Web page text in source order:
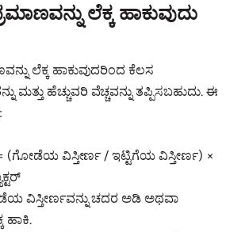
ಲೆಕ್ಕ ಹಾಕುವುದು
ಲೆಕ್ಕ ಹಾಕುವುದರಿಂದ ಕೆಲಸ
ಮತ್ತು ಹೆಚ್ಚುವರಿ ವೆಚ್ಚವನ್ನು ತಪ್ಪಿಸಬಹುದು. ಈ
(ಗೋಡೆಯ ವಿಸ್ತೀರ್ಣ / ಇಟ್ಟಿಗೆಯ ವಿಸ್ತೀರ್ಣ) ×
ವಿಸ್ತೀರ್ಣವನ್ನು ಚದರ ಅಡಿ ಅಥವಾ
ಹಾಕಿ.